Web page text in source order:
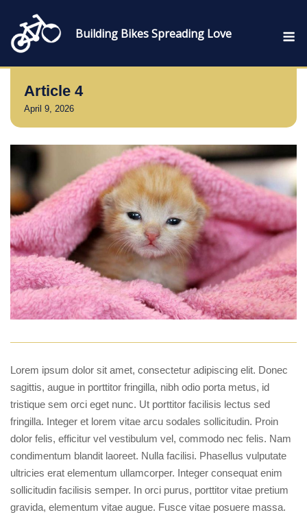
content
Building Bikes Spreading Love
Article 4
April 9, 2026
Lorem ipsum dolor sit amet, consectetur adipiscing elit. Donec
sagittis, augue in porttitor fringilla, nibh odio porta metus, id
tristique sem orci eget nunc. Ut porttitor facilisis lectus sed
fringilla. Integer et lorem vitae arcu sodales sollicitudin. Proin
dolor felis, efficitur vel vestibulum vel, commodo nec felis. Nam
condimentum blandit laoreet. Nulla facilisi. Phasellus vulputate
ultricies erat elementum ullamcorper. Integer consequat enim
sollicitudin facilisis semper. In orci purus, porttitor vitae pretium
gravida, elementum vitae augue. Fusce vitae posuere massa.